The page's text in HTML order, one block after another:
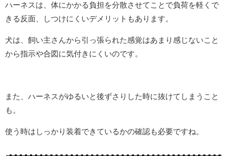
ハーネスは、体にかかる負担を分散させてことで負荷を軽くで
きる反面、しつけにくいデメリットもあります。
犬は、飼い主さんから引っ張られた感覚はあまり感じないこと
から指示や合図に気付きにくいのです。
また、ハーネスがゆるいと後ずさりした時に抜けてしまうこと
も。
使う時はしっかり装着できているかの確認も必要ですね。